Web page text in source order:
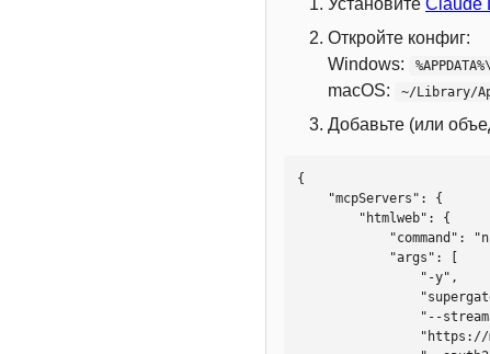
Установите Claude
Откройте конфиг:
Windows:
macOS: ~/Library/
Добавьте (или
{